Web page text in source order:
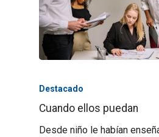
Destacado
Cuando ellos puedan
Desde niño le habían